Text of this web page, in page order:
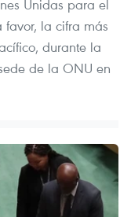
Unidas para el
favor, la cifra más
durante la
de la ONU en